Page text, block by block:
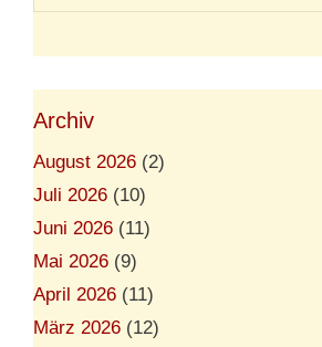
,
o
d
n
d
e
V
s
a
Archiv
August 2026 (2)
Juli 2026 (10)
Juni 2026 (11)
Mai 2026 (9)
April 2026 (11)
März 2026 (12)